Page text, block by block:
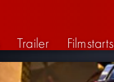
Trailer Filmstarts